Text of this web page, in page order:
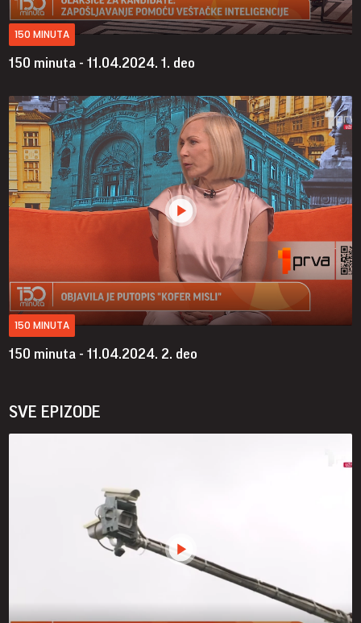
150 MINUTA
150 minuta - 11.04.2024. 1. deo
150 MINUTA
150 minuta - 11.04.2024. 2. deo
SVE EPIZODE